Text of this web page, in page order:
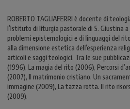
ROBERTO TAGLIAFERRI è docente di
l’Istituto di liturgia pastorale di S. Giustina a
problemi epistemologici e di linguaggi del
alla dimensione estetica dell’esperienza
articoli e saggi teologici. Tra le sue
(1996), La magia del rito (2006), Percorsi
(2007), Il matrimonio cristiano. Un
immagine (2009), La tazza rotta. Il rito
(2009).